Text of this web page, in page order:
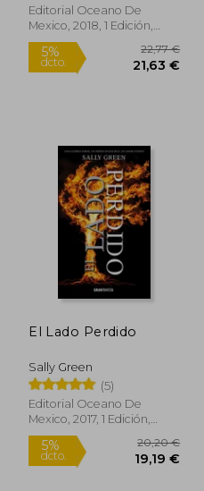
5%
26,75 €
Editorial Oceano De
Mexico, 2018, 1 Edición,
Tapa Blanda, Nuevo
El Lado Perdido
Sally Green
(5)
Editorial Oceano De
Mexico, 2017, 1 Edición,
Tapa Blanda, Nuevo